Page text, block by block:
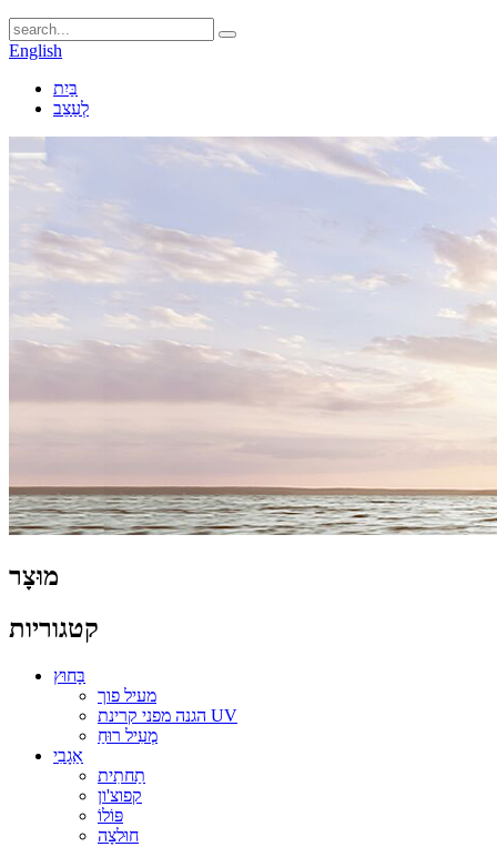
English
בַּיִת
לְעַצֵב
מוּצָר
קטגוריות
בָּחוּץ
מעיל פוך
הגנה מפני קרינת UV
מְעִיל רוּחַ
אַגָבִי
תַחתִית
קפוצ'ון
פּוֹלוֹ
חוּלצָה